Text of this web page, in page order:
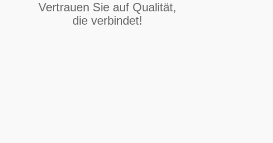
Vertrauen Sie auf Qualität,
die verbindet!